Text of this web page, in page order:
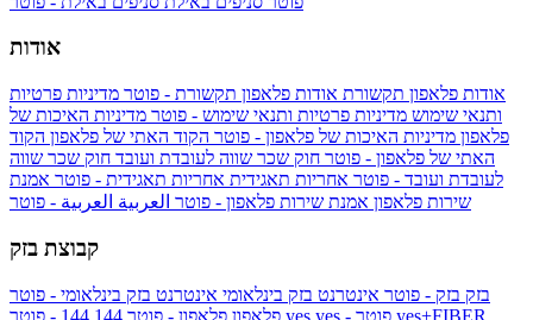
אודות
אודות פלאפון תקשורת אודות פלאפון תקשורת - פוטר מדיניות פרטיות
ותנאי שימוש מדיניות פרטיות ותנאי שימוש - פוטר מדיניות האיכות של
פלאפון מדיניות האיכות של פלאפון - פוטר הקוד האתי של פלאפון הקוד
האתי של פלאפון - פוטר חוק שכר שווה לעובדת ועובד חוק שכר שווה
לעובדת ועובד - פוטר אחריות תאגידית אחריות תאגידית - פוטר אמנת
שירות פלאפון אמנת שירות פלאפון - פוטר العربية العربية - פוטר
קבוצת בזק
בזק בזק - פוטר אינטרנט בזק בינלאומי אינטרנט בזק בינלאומי - פוטר
פלאפון פלאפון - פוטר 144 yes
yes+FIBER